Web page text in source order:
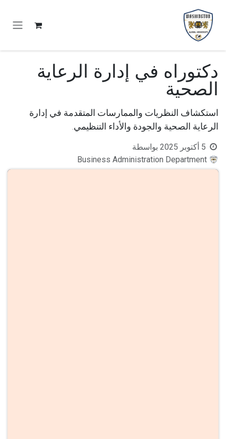
دكتوراه في إدارة الرعاية
الصحية
استكشاف النظريات والممارسات المتقدمة في إدارة
الرعاية الصحية والجودة والأداء التنظيمي.
5 أكتوبر 2025
بواسطة
Business Administration Department